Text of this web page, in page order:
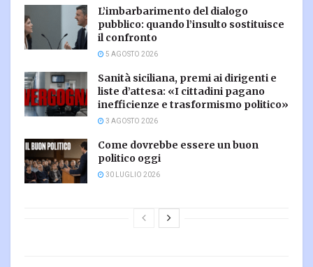
L’imbarbarimento del dialogo
pubblico: quando l’insulto sostituisce
il confronto
5 AGOSTO 2026
Sanità siciliana, premi ai dirigenti e
liste d’attesa: «I cittadini pagano
inefficienze e trasformismo politico»
3 AGOSTO 2026
Come dovrebbe essere un buon
politico oggi
30 LUGLIO 2026